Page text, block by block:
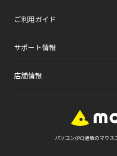
ご利用ガイド
サポート情報
店舗情報
パソコン(PC)通販のマウス